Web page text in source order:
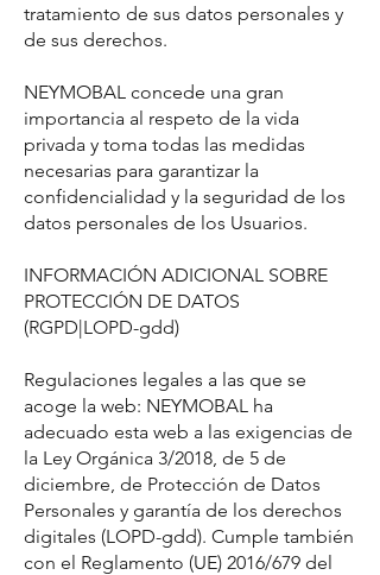
tratamiento de sus datos personales y
de sus derechos.
NEYMOBAL concede una gran
importancia al respeto de la vida
privada y toma todas las medidas
necesarias para garantizar la
confidencialidad y la seguridad de los
datos personales de los Usuarios.
INFORMACIÓN ADICIONAL SOBRE
PROTECCIÓN DE DATOS
(RGPD|LOPD-gdd)
Regulaciones legales a las que se
acoge la web: NEYMOBAL ha
adecuado esta web a las exigencias de
la Ley Orgánica 3/2018, de 5 de
diciembre, de Protección de Datos
Personales y garantía de los derechos
digitales (LOPD-gdd). Cumple también
con el Reglamento (UE) 2016/679 del